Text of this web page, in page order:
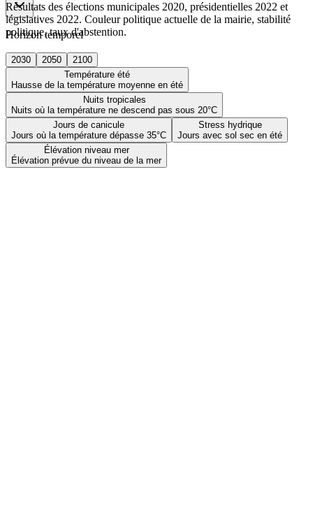
Horizon temporel
2030 2050
2100
Température été
Hausse de la température moyenne en été
Nuits tropicales
Nuits où la température ne descend pas sous 20°C
Jours de canicule
Jours où la température dépasse 35°C
Stress hydrique
Jours avec sol sec en été
Élévation niveau mer
Élévation prévue du niveau de la mer
Résultats des élections municipales 2020, présidentielles 2022 et
législatives 2022. Couleur politique actuelle de la mairie, stabilité
politique, taux d'abstention.